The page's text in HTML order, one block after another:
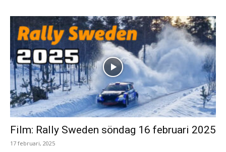
Film: Rally Sweden söndag 16 februari 2025
17 februari, 2025